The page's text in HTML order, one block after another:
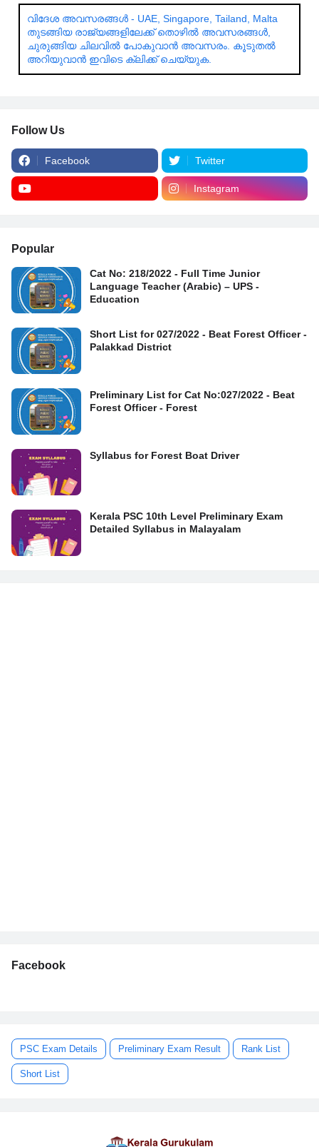
വിദേശ അവസരങ്ങൾ - UAE, Singapore, Tailand, Malta
തുടങ്ങിയ രാജ്യങ്ങളിലേക്ക് തൊഴിൽ അവസരങ്ങൾ,
ചുരുങ്ങിയ ചിലവിൽ പോകുവാൻ അവസരം. കൂടുതൽ
അറിയുവാൻ ഇവിടെ ക്ലിക്ക് ചെയ്യുക.
Follow Us
Facebook Twitter
Instagram
Popular
Cat No: 218/2022 - Full Time Junior
Language Teacher (Arabic) – UPS -
Education
Short List for 027/2022 - Beat Forest Officer -
Palakkad District
Preliminary List for Cat No:027/2022 - Beat
Forest Officer - Forest
Syllabus for Forest Boat Driver
Kerala PSC 10th Level Preliminary Exam
Detailed Syllabus in Malayalam
Facebook
PSC Exam Details Preliminary Exam Result Rank List
Short List